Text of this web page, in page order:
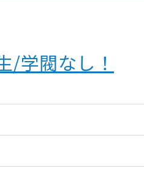
/学閥なし！